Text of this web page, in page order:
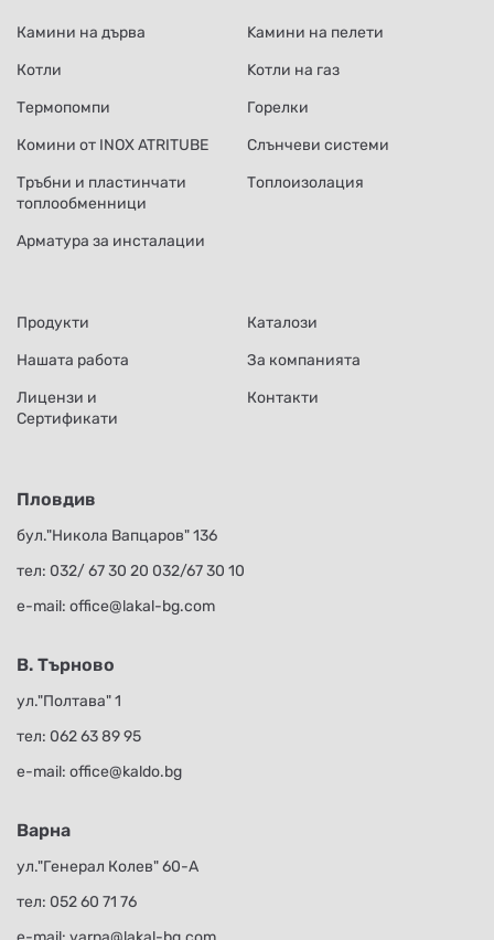
Камини на дърва
Kамини на пелети
Котли
Kотли на газ
Термопомпи
Горелки
Комини от INOX ATRITUBE
Слънчеви системи
Тръбни и пластинчати
топлообменници
Топлоизолация
Арматура за инсталации
Продукти
Каталози
Нашата работа
За компанията
Лицензи и
Сертификати
Контакти
Пловдив
бул."Никола Вапцаров" 136
тел: 032/ 67 30 20 032/67 30 10
е-mail: office@lakal-bg.com
В. Търново
ул."Полтава" 1
тел: 062 63 89 95
е-mail: office@kaldo.bg
Варна
ул."Генерал Колев" 60-А
тел: 052 60 71 76